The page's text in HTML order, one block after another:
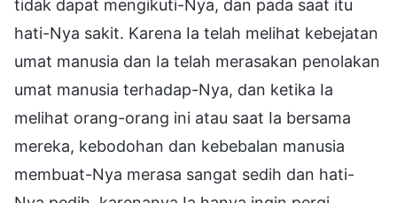
tidak dapat mengikuti-Nya, dan pada saat itu
hati-Nya sakit. Karena Ia telah melihat kebejatan
umat manusia dan Ia telah merasakan penolakan
umat manusia terhadap-Nya, dan ketika Ia
melihat orang-orang ini atau saat Ia bersama
mereka, kebodohan dan kebebalan manusia
membuat-Nya merasa sangat sedih dan hati-